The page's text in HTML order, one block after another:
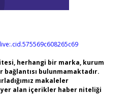
herhangi bir marka, kurum
bulunmamaktadır.
makaleler
yer alan içerikler haber niteliği